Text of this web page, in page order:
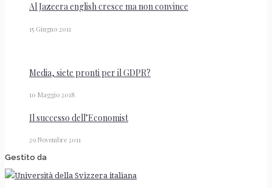
Al Jazeera english cresce ma non convince
15 Giugno 2011
Media, siete pronti per il GDPR?
10 Maggio 2018
Il successo dell’Economist
29 Novembre 2011
Gestito da